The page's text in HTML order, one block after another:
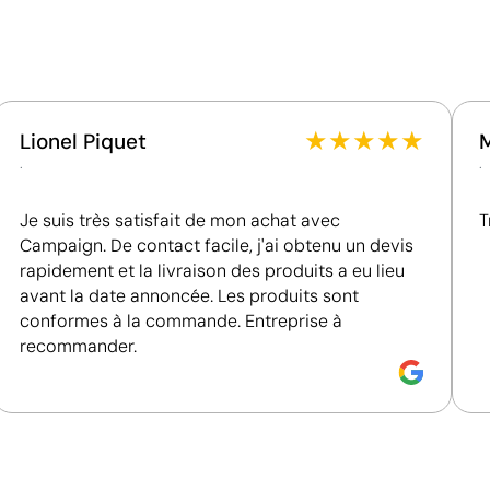
Ne dispose pas de certifications de durabilité
Certification du fournisseur - Points: 4 / 15
Fournisseur évalué par EcoVadis, la documentation a
Emballage - Points: 0 / 10
Emballage sans caractéristiques considérées comme
Pays d’origine - Points: 2 / 10
Fabriqué en Chine, avec une distance de transport plus
Le fournisseur ne dispose pas de cette information.
Lionel Piquet
.
★★★★★
Je suis très satisfait de mon achat avec
Campaign. De contact facile, j'ai obtenu un devis
rapidement et la livraison des produits a eu lieu
avant la date annoncée. Les produits sont
conformes à la commande. Entreprise à
recommander.
.